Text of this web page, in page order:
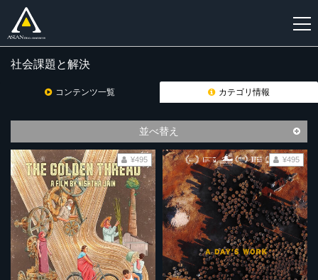
登
社会課題と解決
コンテンツ一覧 カテゴリ情報
並べ替え
¥495 ¥495